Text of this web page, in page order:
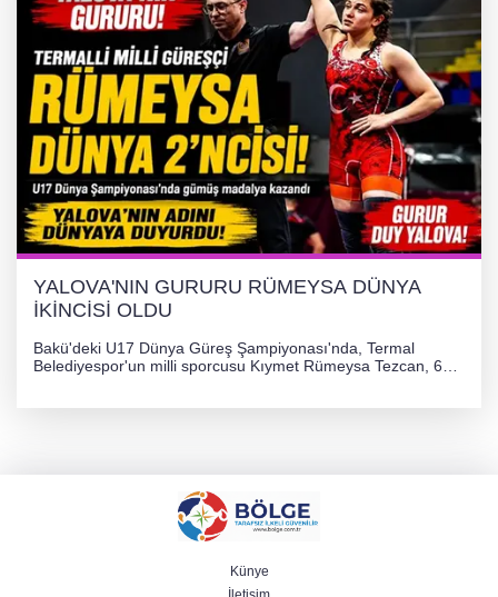
YALOVA'NIN GURURU RÜMEYSA DÜNYA
İKİNCİSİ OLDU
Bakü'deki U17 Dünya Güreş Şampiyonası'nda, Termal
Belediyespor'un milli sporcusu Kıymet Rümeysa Tezcan, 69
Künye